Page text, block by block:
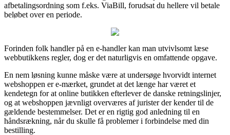
afbetalingsordning som f.eks. ViaBill, forudsat du hellere vil betale
beløbet over en periode.
Forinden folk handler på en e-handler kan man utvivlsomt læse
webbutikkens regler, dog er det naturligvis en omfattende opgave.
En nem løsning kunne måske være at undersøge hvorvidt internet
webshoppen er e-mærket, grundet at det længe har været et
kendetegn for at online butikken efterlever de danske retningslinjer,
og at webshoppen jævnligt overværes af jurister der kender til de
gældende bestemmelser. Det er en rigtig god anledning til en
håndsrækning, når du skulle få problemer i forbindelse med din
bestilling.